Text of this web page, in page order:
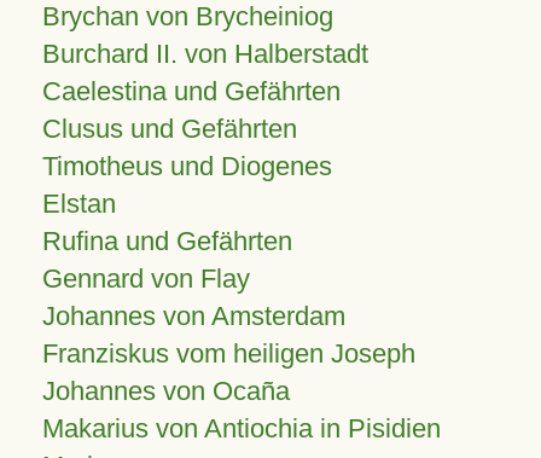
Brychan von Brycheiniog
Burchard II. von Halberstadt
Caelestina und Gefährten
Clusus und Gefährten
Timotheus und Diogenes
Elstan
Rufina und Gefährten
Gennard von Flay
Johannes von Amsterdam
Franziskus vom heiligen Joseph
Johannes von Ocaña
Makarius von Antiochia in Pisidien